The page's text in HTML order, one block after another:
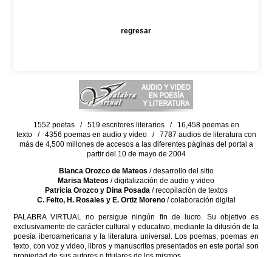
regresar
1552 poetas / 519 escritores literarios / 16,458 poemas en
texto / 4356 poemas en audio y video / 7787 audios de literatura con
más de 4,500 millones de accesos a las diferentes páginas del portal a
partir del 10 de mayo de 2004
Blanca Orozco de Mateos / desarrollo del sitio
Marisa Mateos / digitalización de audio y video
Patricia Orozco y Dina Posada/ recopilación de textos
C. Feito, H. Rosales y E. Ortiz Moreno/ colaboración digital
PALABRA VIRTUAL no persigue ningún fin de lucro. Su objetivo es
exclusivamente de carácter cultural y educativo, mediante la difusión de la
poesía iberoamericana y la literatura universal. Los poemas, poemas en
texto, con voz y video, libros y manuscritos presentados en este portal son